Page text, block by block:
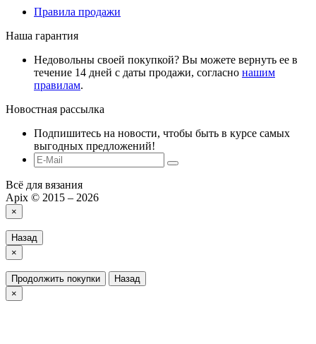
Правила продажи
Наша гарантия
Недовольны своей покупкой? Вы можете вернуть ее в
течение 14 дней с даты продажи, согласно нашим
правилам.
Новостная рассылка
Подпишитесь на новости, чтобы быть в курсе самых
выгодных предложений!
Всё для вязания
Apix © 2015 – 2026
×
Назад
×
Продолжить покупки
Назад
×